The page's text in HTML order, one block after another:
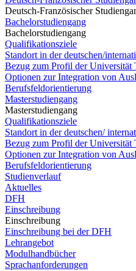
Deutsch-Französischer
Bachelorstudiengang
Bachelorstudiengang
Qualifikationsziele
Standort in der deutschen/
Bezug zum Profil der Universität
Optionen zur Integration von
Berufsfeldorientierung
Masterstudiengang
Masterstudiengang
Qualifikationsziele
Standort in der deutschen/
Bezug zum Profil der Universität
Optionen zur Integration von
Berufsfeldorientierung
Studienverlauf
Aktuelles
DFH
Einschreibung
Einschreibung
Einschreibung bei der DFH
Lehrangebot
Modulhandbücher
Sprachanforderungen